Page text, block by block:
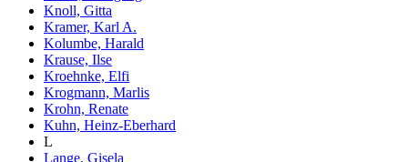
Knoll, Gitta
Kramer, Karl A.
Kolumbe, Harald
Krause, Ilse
Kroehnke, Elfi
Krogmann, Marlis
Krohn, Renate
Kuhn, Heinz-Eberhard
L
Lange, Gisela